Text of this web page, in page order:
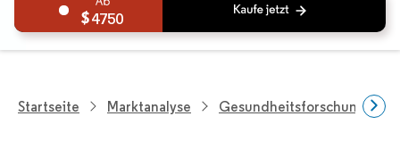
4750
Startseite Marktanalyse Gesundheitsforschung